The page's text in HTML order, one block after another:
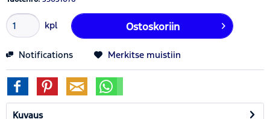
kpl Ostoskoriin
Notifications Merkitse muistiin
Kuvaus